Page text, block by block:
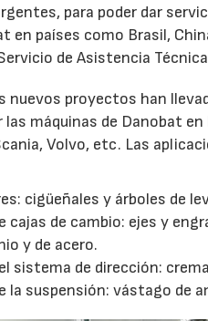
para poder dar
en países como Brasil,
de Asistencia
nuevos proyectos han
máquinas de Danobat
Volvo, etc. Las
cigüeñales y árboles de
de cambio: ejes y
y de acero.
sistema de dirección:
la suspensión: vástago de